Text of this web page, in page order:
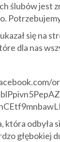
ślubów jest
się na
dla nas
która odbyła
głębokiej